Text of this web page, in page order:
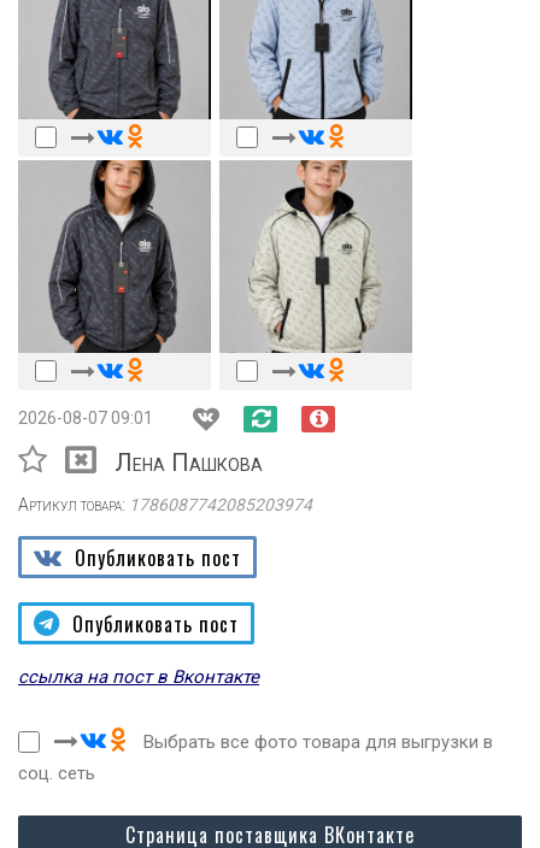
2026-08-07 09:01
Лена Пашкова
Артикул товара: 1786087742085203974
Опубликовать пост
Опубликовать пост
ссылка на пост в Вконтакте
Выбрать все фото товара для выгрузки в
соц. сеть
Страница поставщика ВКонтакте